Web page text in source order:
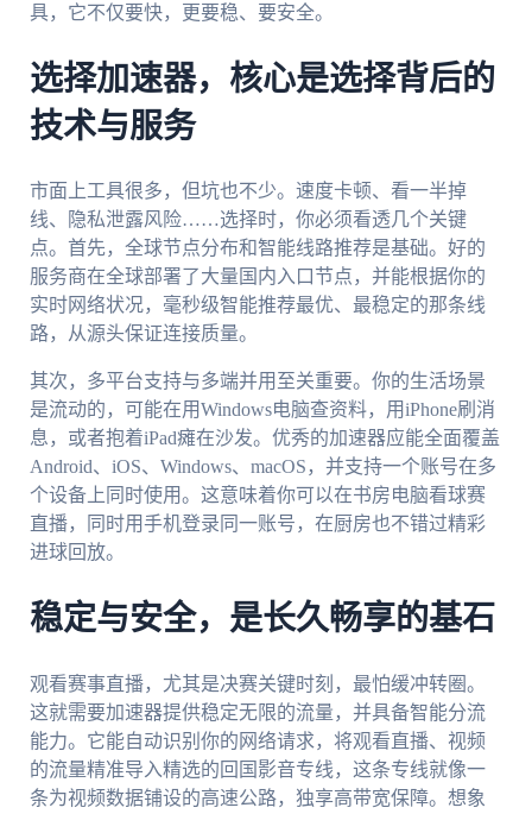
具，它不仅要快，更要稳、要安全。
选择加速器，核心是选择背后的
技术与服务
市面上工具很多，但坑也不少。速度卡顿、看一半掉
线、隐私泄露风险……选择时，你必须看透几个关键
点。首先，全球节点分布和智能线路推荐是基础。好的
服务商在全球部署了大量国内入口节点，并能根据你的
实时网络状况，毫秒级智能推荐最优、最稳定的那条线
路，从源头保证连接质量。
其次，多平台支持与多端并用至关重要。你的生活场景
是流动的，可能在用Windows电脑查资料，用iPhone刷消
息，或者抱着iPad瘫在沙发。优秀的加速器应能全面覆盖
Android、iOS、Windows、macOS，并支持一个账号在多
个设备上同时使用。这意味着你可以在书房电脑看球赛
直播，同时用手机登录同一账号，在厨房也不错过精彩
进球回放。
稳定与安全，是长久畅享的基石
观看赛事直播，尤其是决赛关键时刻，最怕缓冲转圈。
这就需要加速器提供稳定无限的流量，并具备智能分流
能力。它能自动识别你的网络请求，将观看直播、视频
的流量精准导入精选的回国影音专线，这条专线就像一
条为视频数据铺设的高速公路，独享高带宽保障。想象